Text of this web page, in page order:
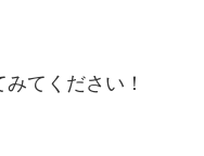
てください！